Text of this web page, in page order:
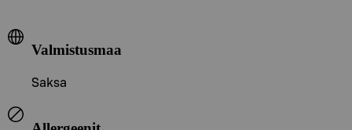
Valmistusmaa
Saksa